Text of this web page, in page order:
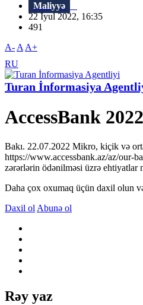
Maliyyə
22 İyul 2022, 16:35
491
A- A A+
RU
Turan İnformasiya
AccessBank
Bakı. 22.07.2022 Mikro, kiçik və
https://www.accessbank.az/az/our-
zərərlərin ödənilməsi üzrə ehtiyatlar
Daha çox oxumaq üçün daxil olun
Daxil ol Abunə ol
Rəy yaz